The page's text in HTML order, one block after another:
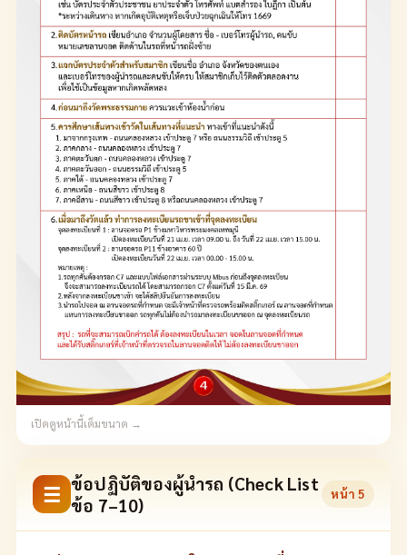
เปิดดูหน้านี้เต็มขนาด →
☰ ข้อปฏิบัติของผู้นำรถ (Check List
ข้อ 7–10)
หน้า5